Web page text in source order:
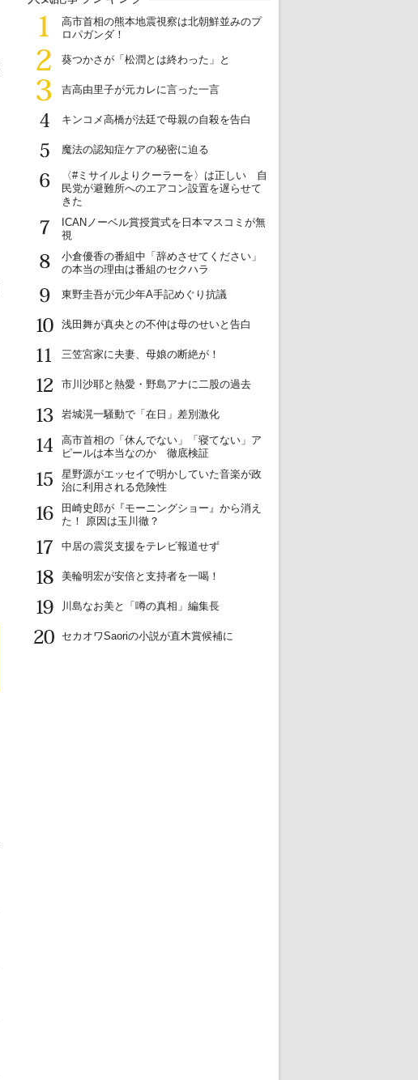
1
高市首相の熊本地震視察は北朝鮮並みのプ
ロパガンダ！
2
葵つかさが「松潤とは終わった」と
3
吉高由里子が元カレに言った一言
4
キンコメ高橋が法廷で母親の自殺を告白
5
魔法の認知症ケアの秘密に迫る
6
〈#ミサイルよりクーラーを〉は正しい 自
民党が避難所へのエアコン設置を遅らせて
きた
7
ICANノーベル賞授賞式を日本マスコミが無
視
8
小倉優香の番組中「辞めさせてください」
の本当の理由は番組のセクハラ
9
東野圭吾が元少年A手記めぐり抗議
10
浅田舞が真央との不仲は母のせいと告白
11
三笠宮家に夫妻、母娘の断絶が！
12
市川沙耶と熱愛・野島アナに二股の過去
13
岩城滉一騒動で「在日」差別激化
14
高市首相の「休んでない」「寝てない」ア
ピールは本当なのか 徹底検証
15
星野源がエッセイで明かしていた音楽が政
治に利用される危険性
16
田崎史郎が『モーニングショー』から消え
た！ 原因は玉川徹？
17
中居の震災支援をテレビ報道せず
18
美輪明宏が安倍と支持者を一喝！
19
川島なお美と「噂の真相」編集長
20
セカオワSaoriの小説が直木賞候補に